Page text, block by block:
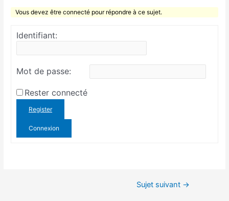
Vous devez être connecté pour répondre à ce sujet.
Identifiant:
Mot de passe:
Rester connecté
Register
Connexion
Sujet suivant →